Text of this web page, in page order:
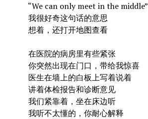
“We can only meet in the middle”
我很好奇这句话的意思
想着，还打开地图查看
在医院的病房里有些紧张
你突然出现在门口，带给我惊喜
医生在墙上的白板上写着说着
讲着体检报告和诊断意见
我们紧靠着，坐在床边听
我听不太懂的，你耐心解释